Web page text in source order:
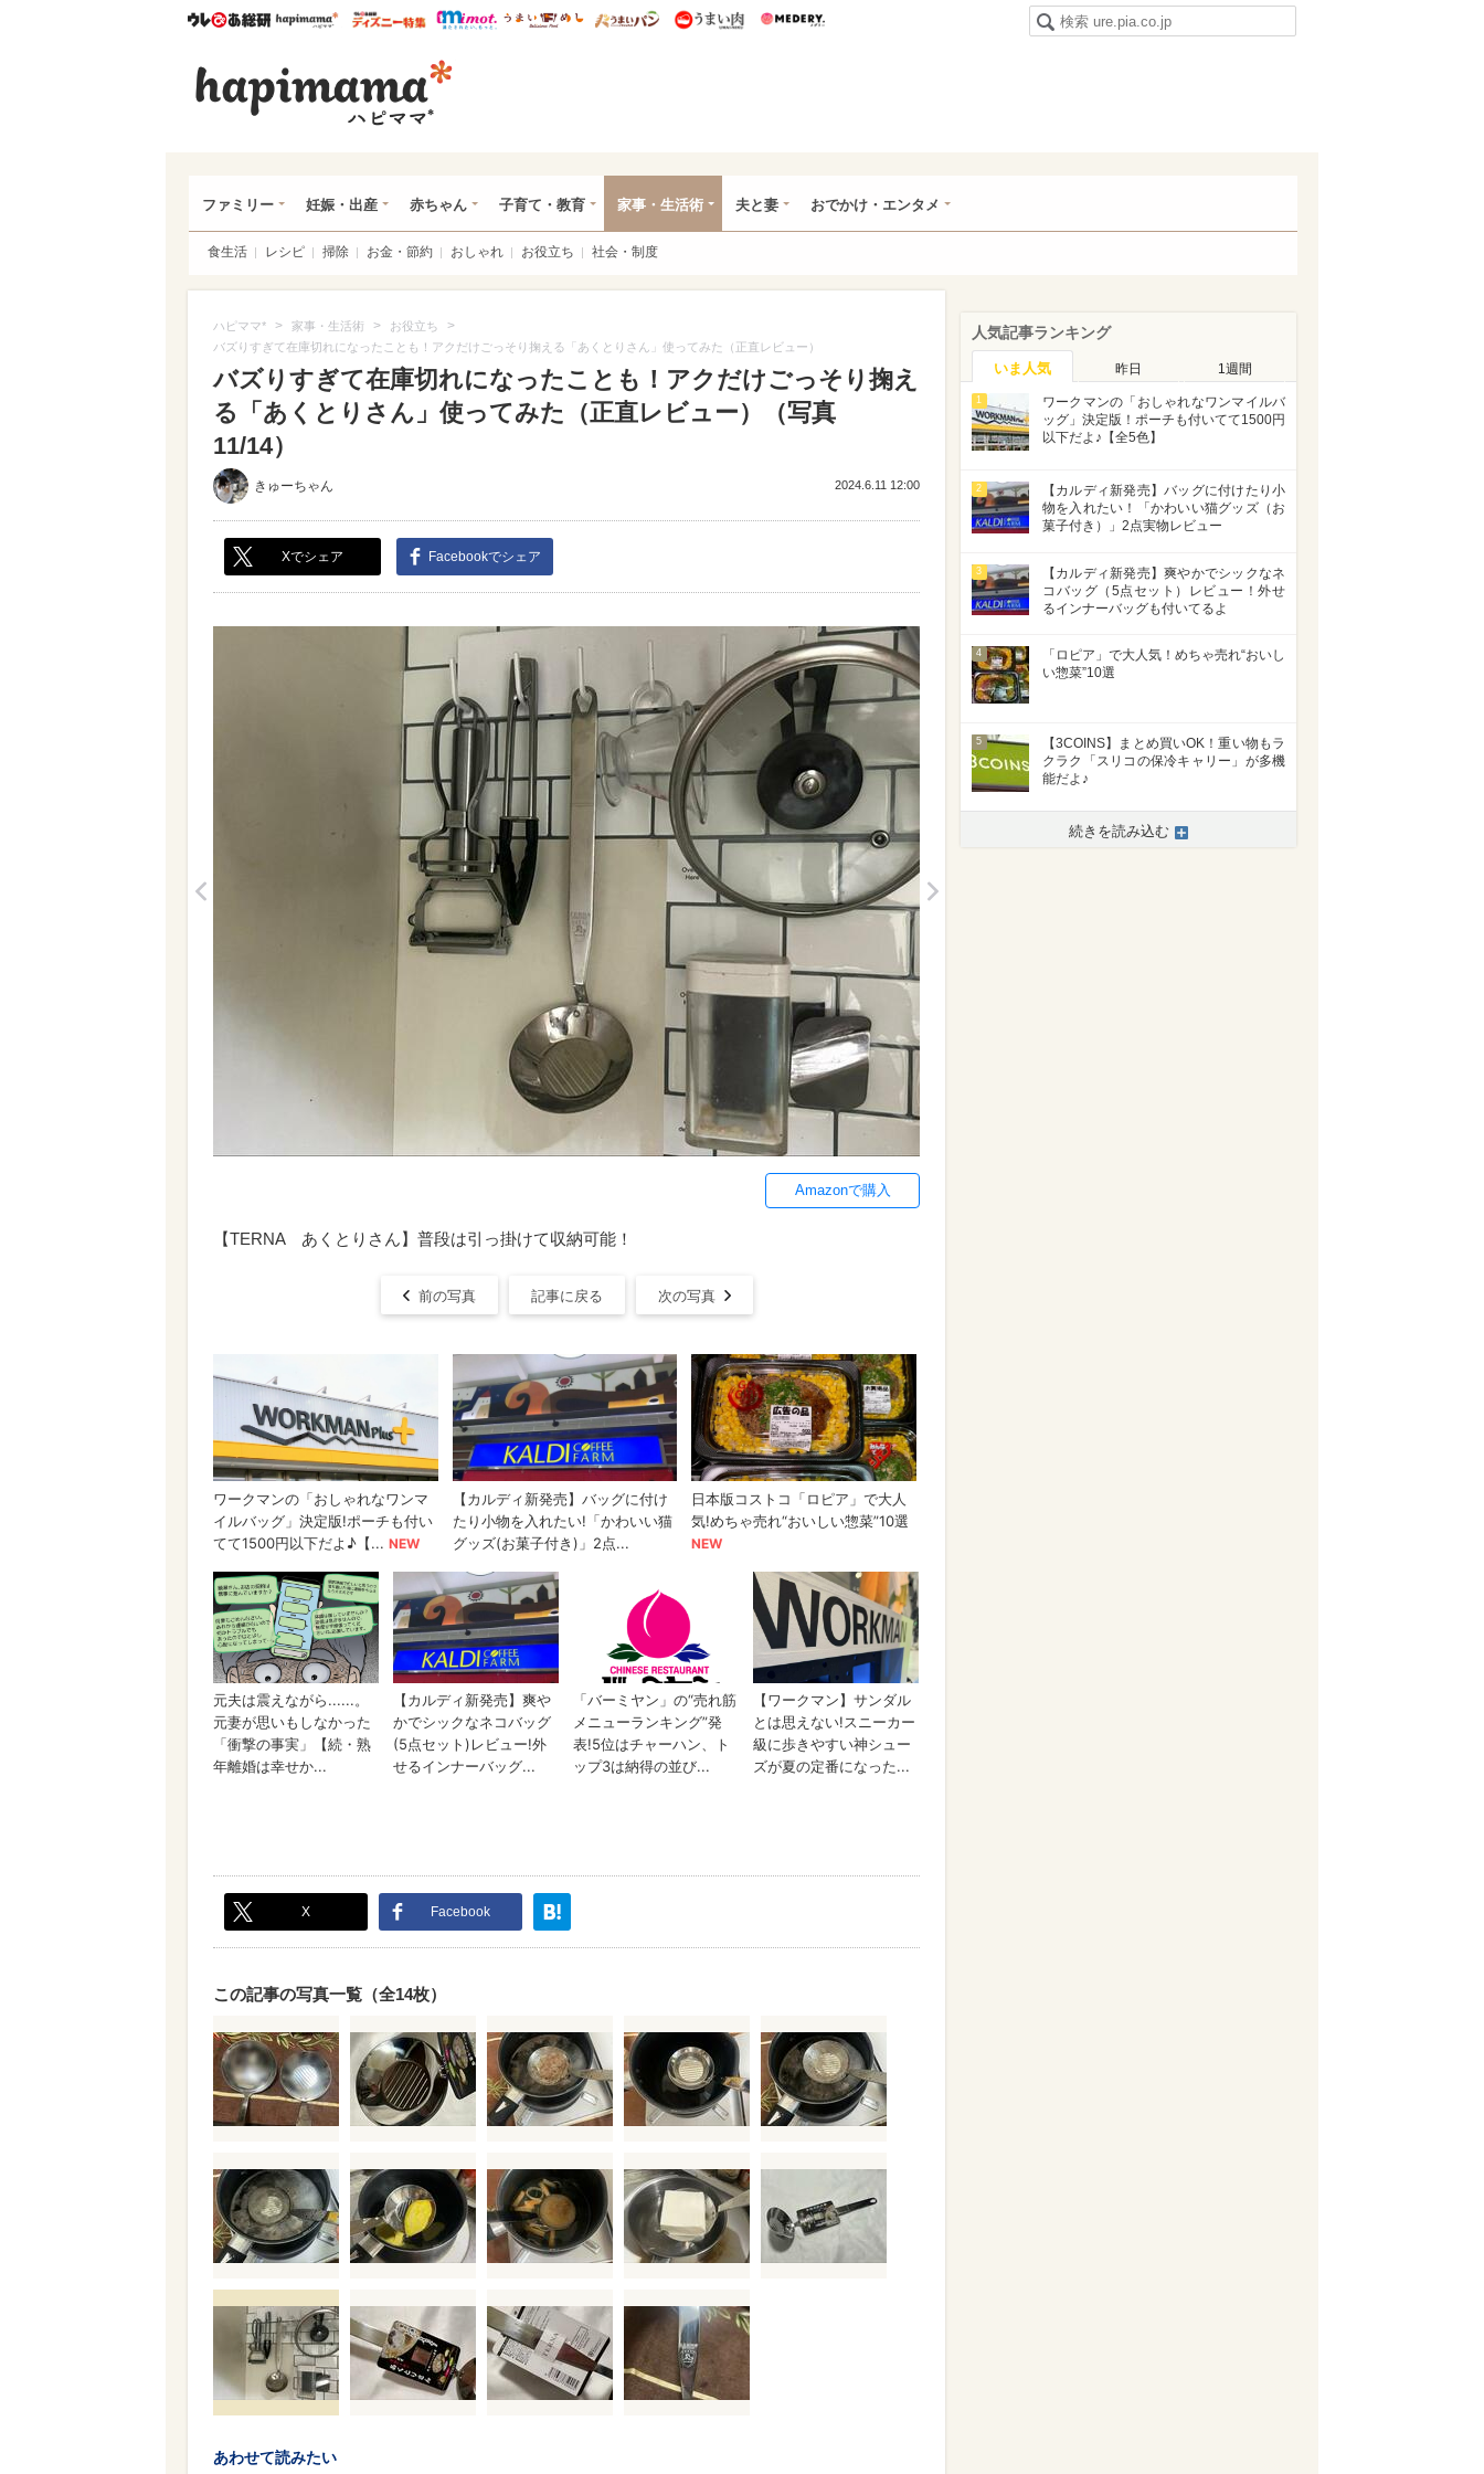
ウレぴあ総研ハピママ* ウレぴあ総研 ディズニー特集
mimot. うまいめし うまいパン うまい肉
ファミリー 妊娠・出産 赤ちゃん 子育て・教育 家事・生活術 夫と妻 おでかけ・エンタメ
食生活 レシピ 掃除 お金・節約 おしゃれ お役立ち 社会・制度
ハピママ* > 家事・生活術 > お役立ち >
バズりすぎて在庫切れになったことも！アクだけごっそり掬える「あくとりさん」使ってみた（正直レビュー）
バズりすぎて在庫切れになったことも！アクだけごっそり掬え
る「あくとりさん」使ってみた（正直レビュー）（写真
11/14）
きゅーちゃん 2024.6.11 12:00
Xでシェア Facebookでシェア
Amazonで購入
【TERNA あくとりさん】普段は引っ掛けて収納可能！
前の写真 記事に戻る 次の写真
X Facebook
この記事の写真一覧（全14枚）
あわせて読みたい
人気記事ランキング
いま人気 昨日 1週間
1
ワークマンの「おしゃれなワンマイルバ
ッグ」決定版！ポーチも付いてて1500円
以下だよ♪【全5色】
2
【カルディ新発売】バッグに付けたり小
物を入れたい！「かわいい猫グッズ（お
菓子付き）」2点実物レビュー
3
【カルディ新発売】爽やかでシックなネ
コバッグ（5点セット）レビュー！外せ
るインナーバッグも付いてるよ
4
「ロピア」で大人気！めちゃ売れ“おいし
い惣菜”10選
5
【3COINS】まとめ買いOK！重い物もラ
クラク「スリコの保冷キャリー」が多機
能だよ♪
続きを読み込む